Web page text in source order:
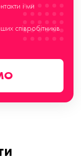
і ми
співробітників